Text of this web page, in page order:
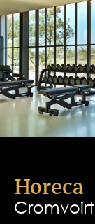
Horeca
Cromvoirt